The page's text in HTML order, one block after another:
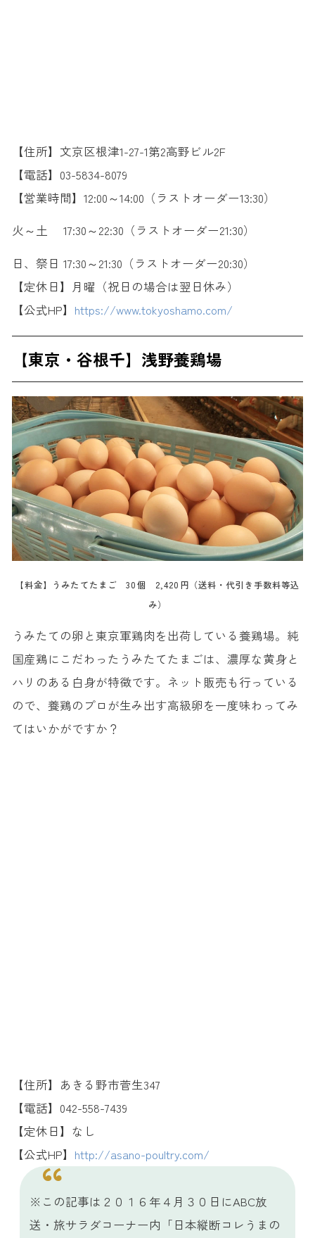
【住所】文京区根津1-27-1第2高野ビル2F
【電話】03-5834-8079
【営業時間】12:00～14:00（ラストオーダー13:30）
火～土 17:30～22:30（ラストオーダー21:30）
日、祭日 17:30～21:30（ラストオーダー20:30）
【定休日】月曜（祝日の場合は翌日休み）
【公式HP】 https://www.tokyoshamo.com/
【東京・谷根千】浅野養鶏場
【料金】うみたてたまご 30個 2,420円（送料・代引き手数料等込
み）
うみたての卵と東京軍鶏肉を出荷している養鶏場。純
国産鶏にこだわったうみたてたまごは、濃厚な黄身と
ハリのある白身が特徴です。ネット販売も行っている
ので、養鶏のプロが生み出す高級卵を一度味わってみ
てはいかがですか？
【住所】あきる野市菅生347
【電話】042-558-7439
【定休日】なし
【公式HP】 http://asano-poultry.com/
※この記事は２０１６年４月３０日にABC放
送・旅サラダコーナー内「日本縦断コレうまの